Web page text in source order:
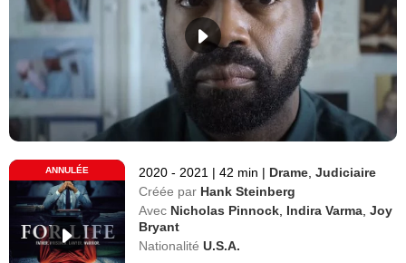
ANNULÉE 2020 - 2021 | 42 min | Drame ,Judiciaire
Créée par Hank Steinberg
Avec Nicholas Pinnock Indira Varma ,Joy
Bryant
Nationalité U.S.A.